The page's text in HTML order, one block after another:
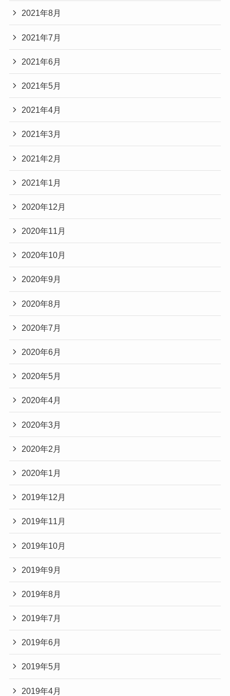
2021年8月
2021年7月
2021年6月
2021年5月
2021年4月
2021年3月
2021年2月
2021年1月
2020年12月
2020年11月
2020年10月
2020年9月
2020年8月
2020年7月
2020年6月
2020年5月
2020年4月
2020年3月
2020年2月
2020年1月
2019年12月
2019年11月
2019年10月
2019年9月
2019年8月
2019年7月
2019年6月
2019年5月
2019年4月